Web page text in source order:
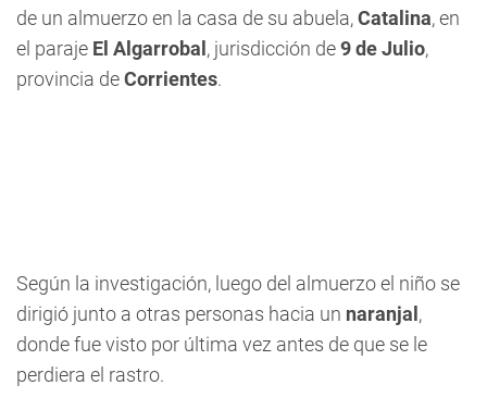
de un almuerzo en la casa de su abuela,Catalina, en
el paraje El Algarrobal , jurisdicción de9 de Julio,
provincia deCorrientes.
Según la investigación, luego del almuerzo el niño se
dirigió junto a otras personas hacia un naranjal ,
donde fue visto por última vez antes de que se le
perdiera el rastro.